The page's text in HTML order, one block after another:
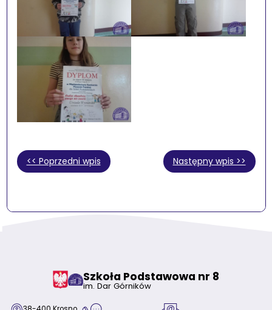
<< Poprzedni wpis Następny wpis >>
Szkoła Podstawowa nr 8
im. Dar Górników